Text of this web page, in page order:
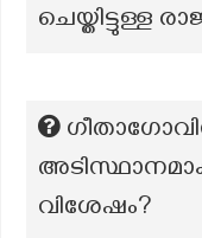
ചെയ്തിട്ടുള്ള
വിശേഷം?